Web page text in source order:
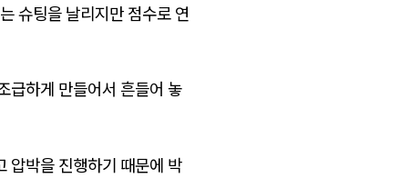
슈팅을 날리지만 점수로 연
급하게 만들어서 흔들어 놓
압박을 진행하기 때문에 박